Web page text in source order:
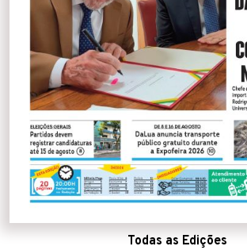
Todas as Edições